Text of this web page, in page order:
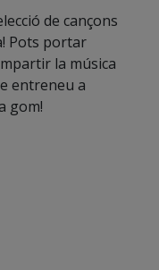
de cançons
Pots portar
la música
entreneu a
gom!